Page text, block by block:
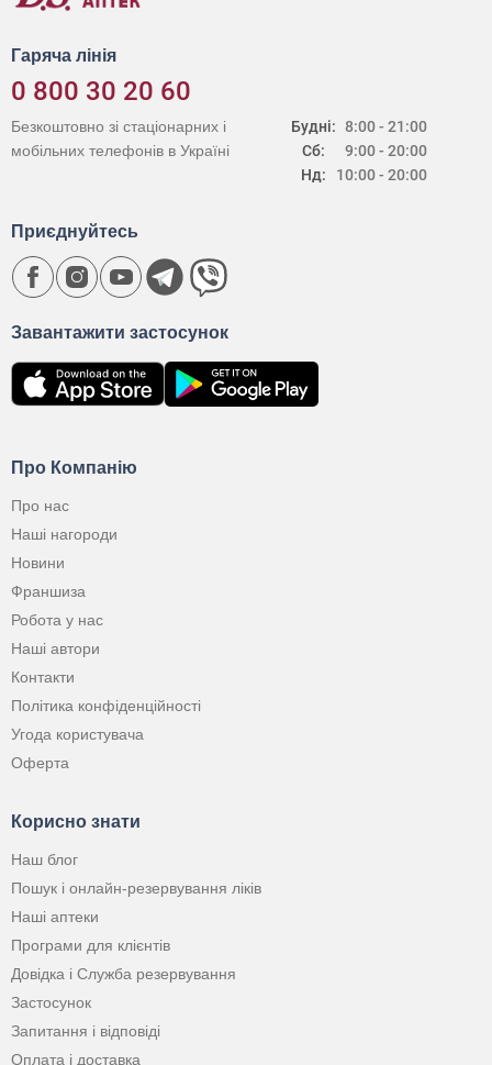
Гаряча лінія
0 800 30 20 60
Будні:
Сб:
Нд:
8:00 - 21:00
9:00 - 20:00
10:00 - 20:00
Безкоштовно зі стаціонарних і
мобільних телефонів в Україні
Про Компанію
Про нас
Наші нагороди
Новини
Франшиза
Робота у нас
Наші автори
Контакти
Політика конфіденційності
Угода користувача
Оферта
Корисно знати
Наш блог
Пошук і онлайн-резервування ліків
Наші аптеки
Програми для клієнтів
Довідка і Служба резервування
Застосунок
Запитання і відповіді
Оплата і доставка
Завантажити застосунок
Приєднуйтесь